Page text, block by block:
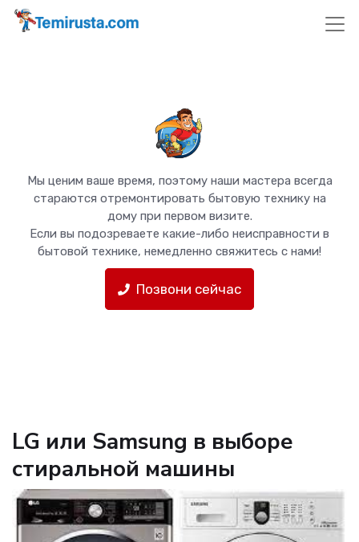
Мы ценим ваше время, поэтому наши мастера всегда
стараются отремонтировать бытовую технику на
дому при первом визите.
Если вы подозреваете какие-либо неисправности в
бытовой технике, немедленно свяжитесь с нами!
Позвони сейчас
LG или Samsung в выборе
стиральной машины